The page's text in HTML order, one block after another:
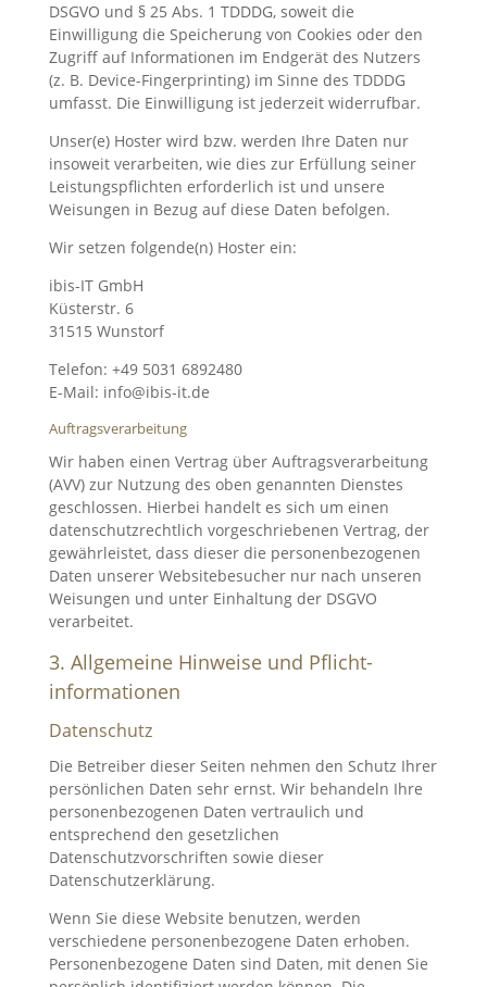
DSGVO und § 25 Abs. 1 TDDDG, soweit die
Einwilligung die Speicherung von Cookies oder den
Zugriff auf Informationen im Endgerät des Nutzers
(z. B. Device-Fingerprinting) im Sinne des TDDDG
umfasst. Die Einwilligung ist jederzeit widerrufbar.
Unser(e) Hoster wird bzw. werden Ihre Daten nur
insoweit verarbeiten, wie dies zur Erfüllung seiner
Leistungspflichten erforderlich ist und unsere
Weisungen in Bezug auf diese Daten befolgen.
Wir setzen folgende(n) Hoster ein:
ibis-IT GmbH
Küsterstr. 6
31515 Wunstorf
Telefon: +49 5031 6892480
E-Mail: info@ibis-it.de
Auftragsverarbeitung
Wir haben einen Vertrag über Auftragsverarbeitung
(AVV) zur Nutzung des oben genannten Dienstes
geschlossen. Hierbei handelt es sich um einen
datenschutzrechtlich vorgeschriebenen Vertrag, der
gewährleistet, dass dieser die personenbezogenen
Daten unserer Websitebesucher nur nach unseren
Weisungen und unter Einhaltung der DSGVO
verarbeitet.
3. Allgemeine Hinweise und Pflicht­
informationen
Datenschutz
Die Betreiber dieser Seiten nehmen den Schutz Ihrer
persönlichen Daten sehr ernst. Wir behandeln Ihre
personenbezogenen Daten vertraulich und
entsprechend den gesetzlichen
Datenschutzvorschriften sowie dieser
Datenschutzerklärung.
Wenn Sie diese Website benutzen, werden
verschiedene personenbezogene Daten erhoben.
Personenbezogene Daten sind Daten, mit denen Sie